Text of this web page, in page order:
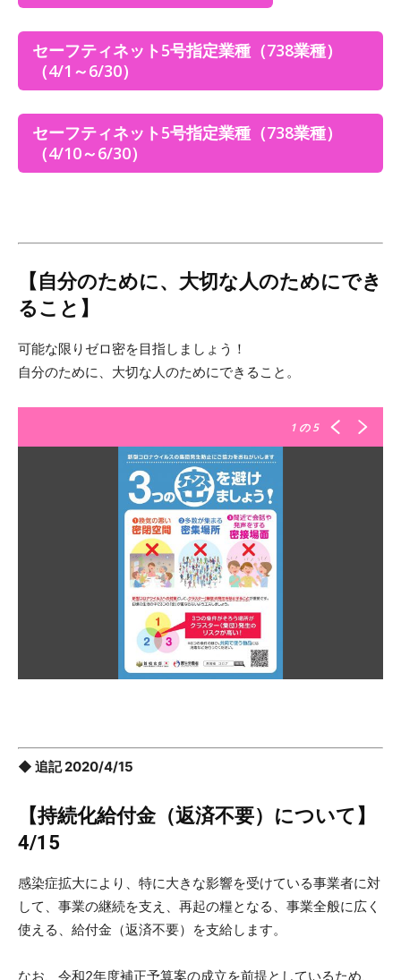
セーフティネット5号指定業種（738業種）
（4/1～6/30）
セーフティネット5号指定業種（738業種）
（4/10～6/30）
【自分のために、大切な人のためにでき
ること】
可能な限りゼロ密を目指しましょう！
自分のために、大切な人のためにできること。
1 の 5
◆ 追記 2020/4/15
【持続化給付金（返済不要）について】
4/15
感染症拡大により、特に大きな影響を受けている事業者に対
して、事業の継続を支え、再起の糧となる、事業全般に広く
使える、給付金（返済不要）を支給します。
なお、令和2年度補正予算案の成立を前提としているため、